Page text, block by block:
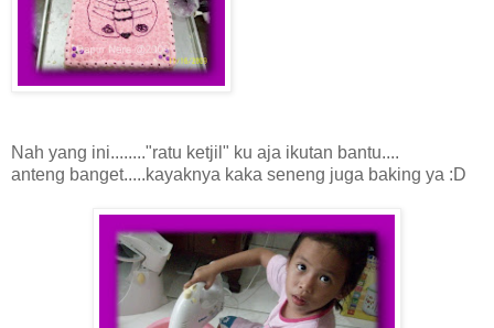
Nah yang ini........"ratu ketjil" ku aja ikutan bantu....
anteng banget.....kayaknya kaka seneng juga baking ya :D